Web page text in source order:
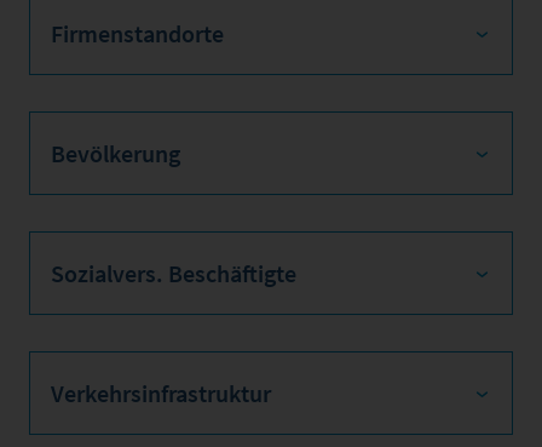
Firmenstandorte
Bevölkerung
Sozialvers. Beschäftigte
Verkehrsinfrastruktur